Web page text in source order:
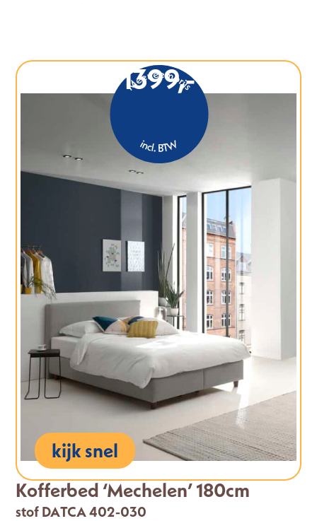
1399,-
kijk snel
Kofferbed ‘Mechelen’ 180cm
stof DATCA 402-030